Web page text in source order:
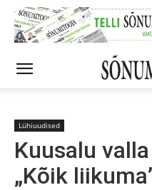
Lühiuudised
Kuusalu
„Kõik